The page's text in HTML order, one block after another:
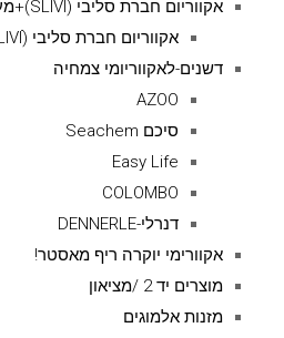
אקווריום חברת סליבי (SLIVIׂׂ)+מעמד
אקווריום חברת סליבי (SLIVIׂׂ)+מעמד
דשנים-לאקווריומי צמחיה
AZOO
סיכם Seachem
Easy Life
COLOMBO
דנרלי-DENNERLE
אקוורימי יוקרה ריף מאסטר!
מוצרים יד 2 /מציאון
מזנות אלמוגים